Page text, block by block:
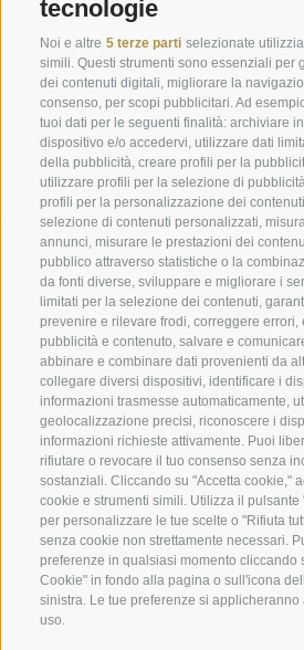
tecnologie
Noi e altre 5 terze parti selezionate
simili. Questi strumenti sono essenziali per
dei contenuti digitali, migliorare la
consenso, per scopi pubblicitari. Ad
tuoi dati per le seguenti finalità: archiviare
dispositivo e/o accedervi, utilizzare dati
della pubblicità, creare profili per la
utilizzare profili per la selezione di
profili per la personalizzazione dei
selezione di contenuti personalizzati,
annunci, misurare le prestazioni dei
pubblico attraverso statistiche o la
da fonti diverse, sviluppare e migliorare i
limitati per la selezione dei contenuti,
prevenire e rilevare frodi, correggere errori,
pubblicità e contenuto, salvare e
abbinare e combinare dati provenienti da
collegare diversi dispositivi, identificare i
informazioni trasmesse automaticamente,
geolocalizzazione precisi, riconoscere i
informazioni richieste attivamente. Puoi
rifiutare o revocare il tuo consenso senza
sostanziali. Cliccando su "Accetta cookie,"
cookie e strumenti simili. Utilizza il pulsante
per personalizzare le tue scelte o "Rifiuta
senza cookie non strettamente necessari.
preferenze in qualsiasi momento cliccando
Cookie" in fondo alla pagina o sull'icona
sinistra. Le tue preferenze si
uso.
Richiesta
+39 0473
Credits | Contributi pubblici | Mappa
Abbazia di
Schlinig 1
39024 Malles
BZ - Italia
Tel.+39 0473
Email: